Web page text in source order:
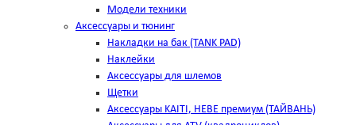
Модели техники
Аксессуары и тюнинг
Накладки на бак (TANK PAD)
Наклейки
Аксессуары для шлемов
Щетки
Аксессуары KAITI, HEBE премиум (ТАЙВАНЬ)